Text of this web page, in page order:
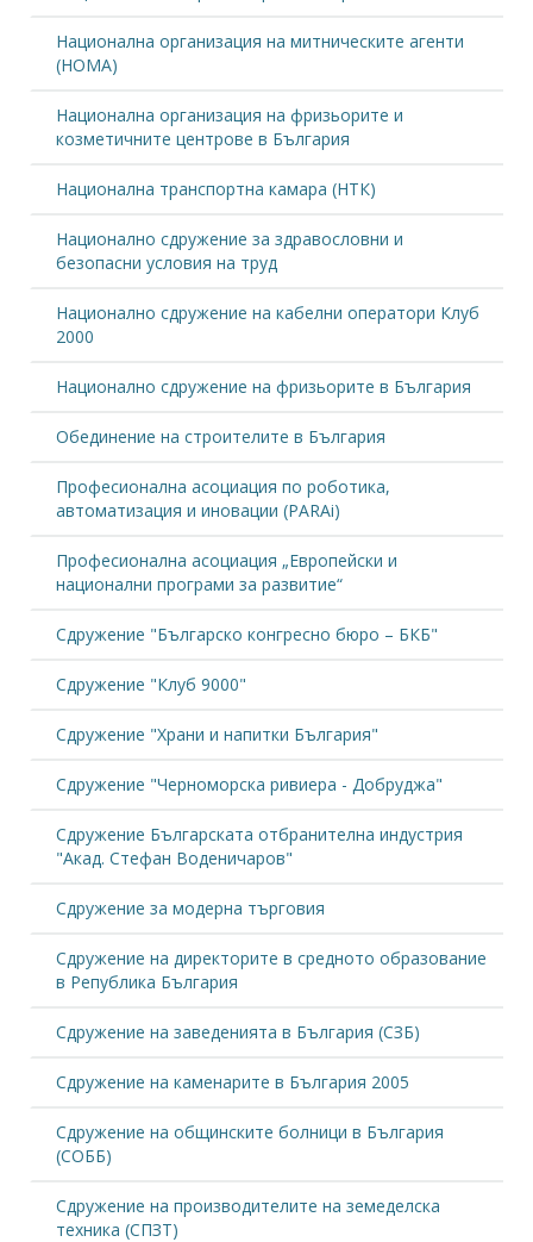
Национална организация на митническите агенти
(НОМА)
Национална организация на фризьорите и
козметичните центрове в България
Национална транспортна камара (НТК)
Национално сдружение за здравословни и
безопасни условия на труд
Национално сдружение на кабелни оператори Клуб
2000
Национално сдружение на фризьорите в България
Обединение на строителите в България
Професионална асоциация по роботика,
автоматизация и иновации (PARAi)
Професионална асоциация „Европeйски и
национални програми за развитие“
Сдружение "Българско конгресно бюро – БКБ"
Сдружение "Клуб 9000"
Сдружение "Храни и напитки България"
Сдружение "Черноморска ривиера - Добруджа"
Сдружение Българската отбранителна индустрия
"Акад. Стефан Воденичаров"
Сдружение за модерна търговия
Сдружение на директорите в средното образование
в Република България
Сдружение на заведенията в България (СЗБ)
Сдружение на каменарите в България 2005
Сдружение на общинските болници в България
(СОББ)
Сдружение на производителите на земеделска
техника (СПЗТ)